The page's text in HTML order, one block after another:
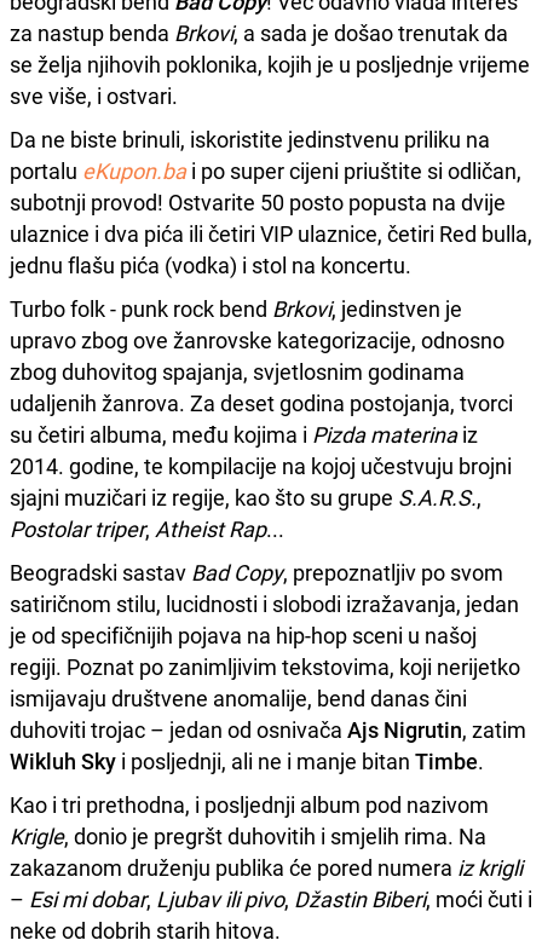
za nastup benda Brkovi, a sada je došao trenutak da
se želja njihovih poklonika, kojih je u posljednje vrijeme
sve više, i ostvari.
Da ne biste brinuli, iskoristite jedinstvenu priliku na
portalu eKupon.bai po super cijeni priuštite si odličan,
subotnji provod! Ostvarite 50 posto popusta na dvije
ulaznice i dva pića ili četiri VIP ulaznice, četiri Red bulla,
jednu flašu pića (vodka) i stol na koncertu.
Turbo folk - punk rock bend Brkovi, jedinstven je
upravo zbog ove žanrovske kategorizacije, odnosno
zbog duhovitog spajanja, svjetlosnim godinama
udaljenih žanrova. Za deset godina postojanja, tvorci
su četiri albuma, među kojima i Pizda materinaiz
2014. godine, te kompilacije na kojoj učestvuju brojni
sjajni muzičari iz regije, kao što su grupe S.A.R.S.,
Postolar triper, Atheist Rap...
Beogradski sastav Bad Copy, prepoznatljiv po svom
satiričnom stilu, lucidnosti i slobodi izražavanja, jedan
je od specifičnijih pojava na hip-hop sceni u našoj
regiji. Poznat po zanimljivim tekstovima, koji nerijetko
ismijavaju društvene anomalije, bend danas čini
duhoviti trojac – jedan od osnivača Ajs Nigrutin, zatim
Wikluh Sky i posljednji, ali ne i manje bitan Timbe.
Kao i tri prethodna, i posljednji album pod nazivom
Krigle, donio je pregršt duhovitih i smjelih rima. Na
zakazanom druženju publika će pored numera iz krigli
– Esi mi dobar, Ljubav ili pivo, Džastin Biberi, moći čuti i
neke od dobrih starih hitova.